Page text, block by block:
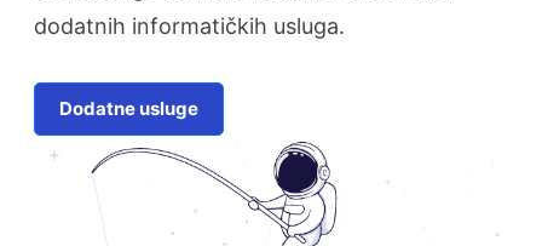
dodatnih informatičkih usluga.
Dodatne usluge